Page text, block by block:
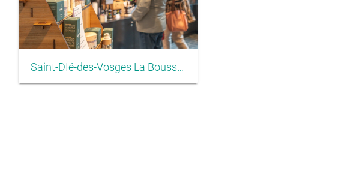
Saint-DIé-des-Vosges La Boussole Espace Accueil ©Service communication CASDDV